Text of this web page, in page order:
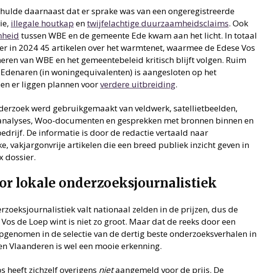
daarnaast dat er sprake was van een ongeregistreerde
illegale houtkap entwijfelachtige duurzaamheidsclaims. Ook
tussen WBE en de gemeente Ede kwam aan het licht. In totaal
in 2024 45 artikelen over het warmtenet, waarmee de Edese Vos
van WBE en het gemeentebeleid kritisch blijft volgen. Ruim
(in woningequivalenten) is aangesloten op het
er liggen plannen voorverdere uitbreiding.
werd gebruikgemaakt van veldwerk, satellietbeelden,
Woo-documenten en gesprekken met bronnen binnen en
De informatie is door de redactie vertaald naar
vakjargonvrije artikelen die een breed publiek inzicht geven in
dossier.
lokale onderzoeksjournalistiek
valt nationaal zelden in de prijzen, dus de
de Loep wint is niet zo groot. Maar dat de reeks door een
in de selectie van de dertig beste onderzoeksverhalen in
Vlaanderen is wel een mooie erkenning.
heeft zichzelf overigens nietaangemeld voor de prijs. De